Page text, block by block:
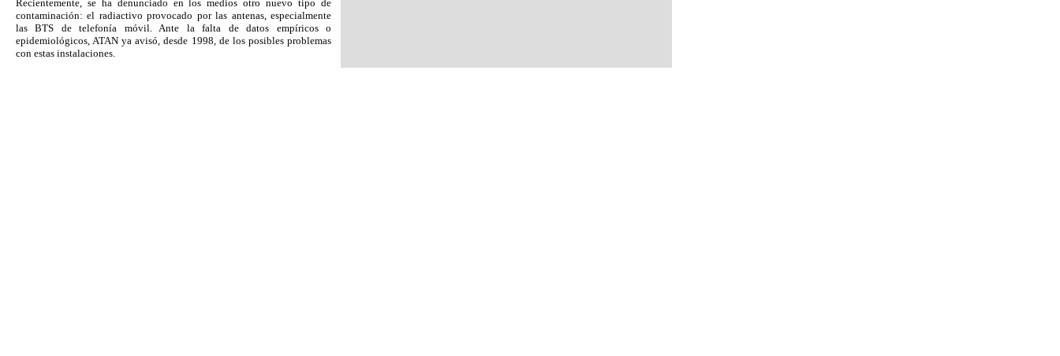
Recientemente, se ha denunciado en los medios otro nuevo tipo de
contaminación: el radiactivo provocado por las antenas, especialmente
las BTS de telefonía móvil. Ante la falta de datos empíricos o
epidemiológicos, ATAN ya avisó, desde 1998, de los posibles problemas
con estas instalaciones.